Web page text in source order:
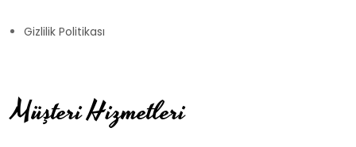
Gizlilik Politikası
Müşteri Hizmetleri